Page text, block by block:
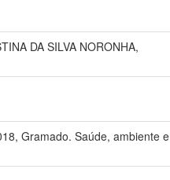
DA SILVA NORONHA,
Gramado. Saúde, ambiente e